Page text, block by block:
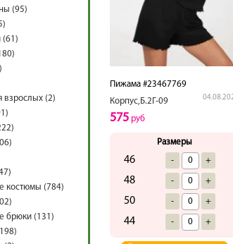
(95)
(61)
взрослых (2)
костюмы (784)
брюки (131)
Пижама #23467769
Корпус,Б.2Г-09
575 руб
Размеры
46 - +
48 - +
50 - +
44 - +